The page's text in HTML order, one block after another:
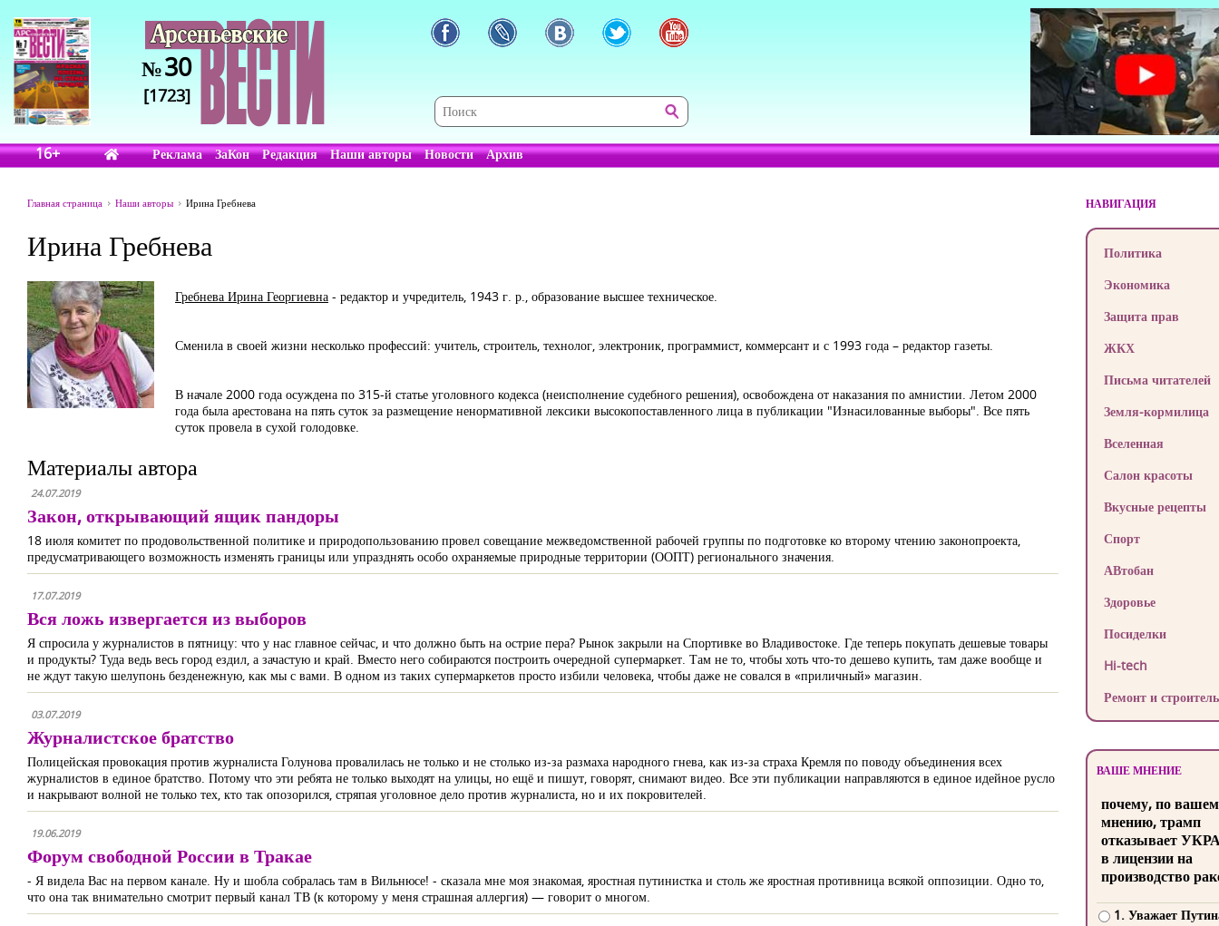
№30
[1723]
16+ Реклама ЗаКон Редакция Наши авторы Новости Архив
Главная страница Наши авторы Ирина Гребнева
Ирина Гребнева
Гребнева Ирина Георгиевна - редактор и учредитель, 1943 г. р., образование высшее техническое.
Сменила в своей жизни несколько профессий: учитель, строитель, технолог, электроник, программист, коммерсант и с 1993 года – редактор газеты.
В начале 2000 года осуждена по 315-й статье уголовного кодекса (неисполнение судебного решения), освобождена от наказания по амнистии. Летом 2000
года была арестована на пять суток за размещение ненормативной лексики высокопоставленного лица в публикации "Изнасилованные выборы". Все пять
суток провела в сухой голодовке.
Материалы автора
24.07.2019
Закон, открывающий ящик пандоры
18 июля комитет по продовольственной политике и природопользованию провел совещание межведомственной рабочей группы по подготовке ко второму чтению законопроекта,
предусматривающего возможность изменять границы или упразднять особо охраняемые природные территории (ООПТ) регионального значения.
17.07.2019
Вся ложь извергается из выборов
Я спросила у журналистов в пятницу: что у нас главное сейчас, и что должно быть на острие пера? Рынок закрыли на Спортивке во Владивостоке. Где теперь покупать дешевые товары
и продукты? Туда ведь весь город ездил, а зачастую и край. Вместо него собираются построить очередной супермаркет. Там не то, чтобы хоть что-то дешево купить, там даже вообще и
не ждут такую шелупонь безденежную, как мы с вами. В одном из таких супермаркетов просто избили человека, чтобы даже не совался в «приличный» магазин.
03.07.2019
Журналистское братство
Полицейская провокация против журналиста Голунова провалилась не только и не столько из-за размаха народного гнева, как из-за страха Кремля по поводу объединения всех
журналистов в единое братство. Потому что эти ребята не только выходят на улицы, но ещё и пишут, говорят, снимают видео. Все эти публикации направляются в единое идейное русло
и накрывают волной не только тех, кто так опозорился, стряпая уголовное дело против журналиста, но и их покровителей.
19.06.2019
Форум свободной России в Тракае
- Я видела Вас на первом канале. Ну и шобла собралась там в Вильнюсе! - сказала мне моя знакомая, яростная путинистка и столь же яростная противница всякой оппозиции. Одно то,
что она так внимательно смотрит первый канал ТВ (к которому у меня страшная аллергия) — говорит о многом.
НАВИГАЦИЯ
Политика
Экономика
Защита прав
ЖКХ
Письма читателей
Земля-кормилица
Вселенная
Салон красоты
Вкусные рецепты
Спорт
АВтобан
Здоровье
Посиделки
Hi-tech
Ремонт и
ВАШЕ МНЕНИЕ
почему, по
мнению, трамп
отказывает
в лицензии на
производство
1. Уважает